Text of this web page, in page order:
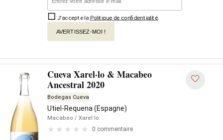
J'accepte la Politique de confidentialité
AVERTISSEZ-MOI !
Cueva Xarel·lo & Macabeo
Ancestral 2020
Bodegas Cueva
Utiel-Requena (Espagne)
Macabeo / Xarel·lo
0 commentaire